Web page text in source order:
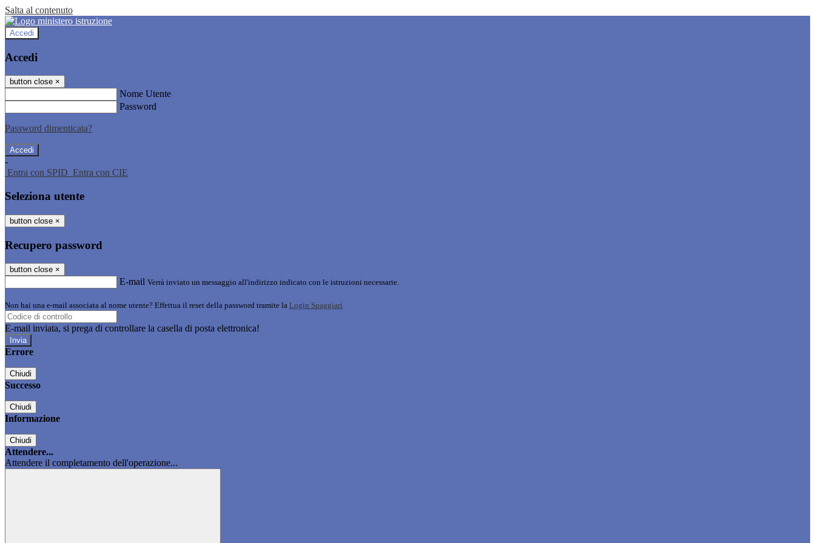
Salta al contenuto
Accedi
Accedi
button close ×
Nome Utente
Password
Password dimenticata?
-
Entra con SPID Entra con CIE
Seleziona utente
button close ×
Recupero password
button close ×
E-mail Verrà inviato un messaggio all'indirizzo indicato con le istruzioni necessarie.
Non hai una e-mail associata al nome utente? Effettua il reset della password tramite la Login Spaggiari
E-mail inviata, si prega di controllare la casella di posta elettronica!
Errore
Chiudi
Successo
Chiudi
Informazione
Chiudi
Attendere...
Attendere il completamento dell'operazione...